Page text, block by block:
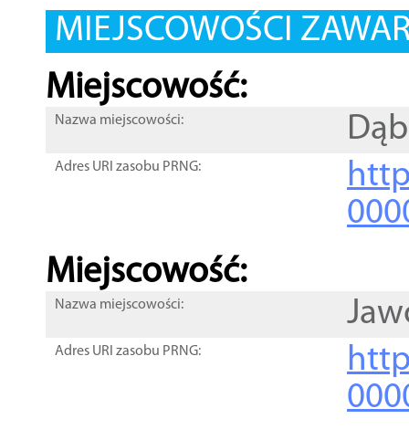
MIEJSCOWOŚCI
Miejscowość:
Nazwa miejscowości:
Adres URI zasobu PRNG:
Miejscowość:
Nazwa miejscowości:
Adres URI zasobu PRNG: